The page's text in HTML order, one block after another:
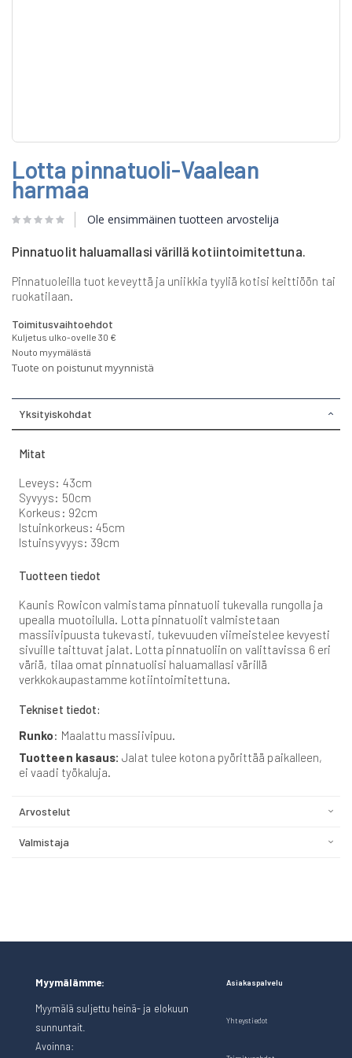
to
the
beginning
the
gallery
Lotta pinnatuoli-Vaalean
harmaa
Ole ensimmäinen tuotteen arvostelija
Pinnatuolit haluamallasi värillä kotiintoimitettuna.
Pinnatuoleilla tuot keveyttä ja uniikkia tyyliä kotisi keittiöön tai
ruokatilaan.
Toimitusvaihtoehdot
Kuljetus ulko-ovelle 30 €
Nouto myymälästä
Tuote on poistunut myynnistä
Yksityiskohdat
Mitat
Leveys: 43cm
Syvyys: 50cm
Korkeus: 92cm
Istuinkorkeus: 45cm
Istuinsyvyys: 39cm
Tuotteen tiedot
Kaunis Rowicon valmistama pinnatuoli tukevalla rungolla ja
upealla muotoilulla. Lotta pinnatuolit valmistetaan
massiivipuusta tukevasti, tukevuuden viimeistelee kevyesti
sivuille taittuvat jalat. Lotta pinnatuoliin on valittavissa 6 eri
väriä, tilaa omat pinnatuolisi haluamallasi värillä
verkkokaupastamme kotiintoimitettuna.
Tekniset tiedot:
Runko: Maalattu massiivipuu.
Tuotteen kasaus: Jalat tulee kotona pyörittää paikalleen,
ei vaadi työkaluja.
Arvostelut
Valmistaja
Myymälämme:
Myymälä suljettu heinä- ja elokuun
sunnuntait.
Avoinna:
Asiakaspalvelu
Yhteystiedot